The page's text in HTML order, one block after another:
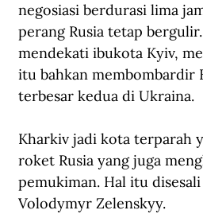
negosiasi berdurasi lima
perang Rusia tetap
mendekati ibukota Kyiv,
itu bahkan membombardir
terbesar kedua di Ukraina.
Kharkiv jadi kota terparah
roket Rusia yang juga
pemukiman. Hal itu
Volodymyr Zelenskyy.